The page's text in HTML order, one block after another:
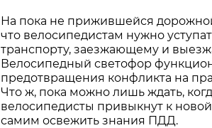
На пока не прижившейся
что велосипедистам нужно
транспорту, заезжающему и
Велосипедный светофор
предотвращения конфликта на
Что ж, пока можно лишь ждать,
велосипедисты привыкнут к
самим освежить знания ПДД.